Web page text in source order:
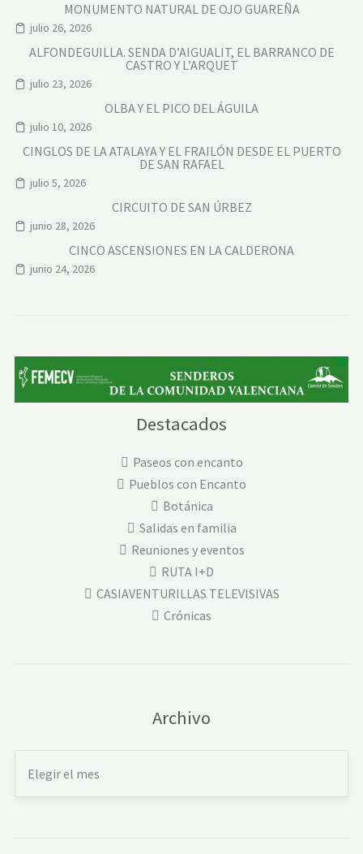
MONUMENTO NATURAL DE OJO GUAREÑA
julio 26, 2026
ALFONDEGUILLA. SENDA D’AIGUALIT, EL BARRANCO DE
CASTRO Y L’ARQUET
julio 23, 2026
OLBA Y EL PICO DEL ÁGUILA
julio 10, 2026
CINGLOS DE LA ATALAYA Y EL FRAILÓN DESDE EL PUERTO
DE SAN RAFAEL
julio 5, 2026
CIRCUITO DE SAN ÚRBEZ
junio 28, 2026
CINCO ASCENSIONES EN LA CALDERONA
junio 24, 2026
Destacados
Paseos con encanto
Pueblos con Encanto
Botánica
Salidas en familia
Reuniones y eventos
RUTA I+D
CASIAVENTURILLAS TELEVISIVAS
Crónicas
Archivo